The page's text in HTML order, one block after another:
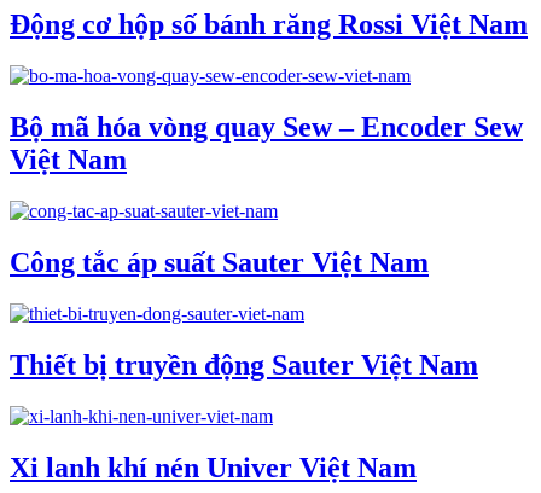
Động cơ hộp số bánh răng Rossi Việt Nam
Bộ mã hóa vòng quay Sew – Encoder Sew
Việt Nam
Công tắc áp suất Sauter Việt Nam
Thiết bị truyền động Sauter Việt Nam
Xi lanh khí nén Univer Việt Nam